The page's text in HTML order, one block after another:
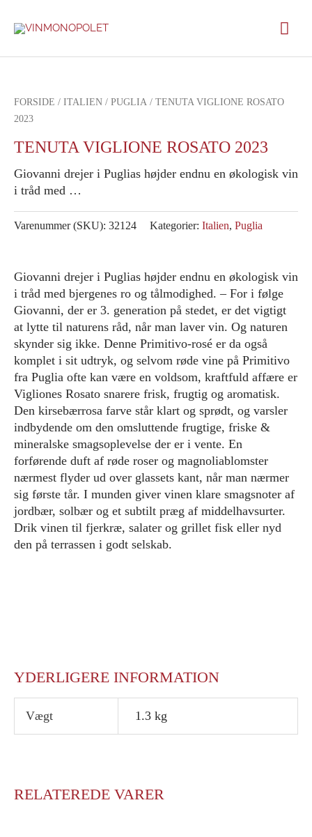
FORSIDE / ITALIEN / PUGLIA / TENUTA VIGLIONE ROSATO
2023
TENUTA VIGLIONE ROSATO 2023
Giovanni drejer i Puglias højder endnu en økologisk vin
i tråd med …
Varenummer (SKU): 32124 Kategorier: Italien, Puglia
Giovanni drejer i Puglias højder endnu en økologisk vin
i tråd med bjergenes ro og tålmodighed. – For i følge
Giovanni, der er 3. generation på stedet, er det vigtigt
at lytte til naturens råd, når man laver vin. Og naturen
skynder sig ikke. Denne Primitivo-rosé er da også
komplet i sit udtryk, og selvom røde vine på Primitivo
fra Puglia ofte kan være en voldsom, kraftfuld affære er
Vigliones Rosato snarere frisk, frugtig og aromatisk.
Den kirsebærrosa farve står klart og sprødt, og varsler
indbydende om den omsluttende frugtige, friske &
mineralske smagsoplevelse der er i vente. En
forførende duft af røde roser og magnoliablomster
nærmest flyder ud over glassets kant, når man nærmer
sig første tår. I munden giver vinen klare smagsnoter af
jordbær, solbær og et subtilt præg af middelhavsurter.
Drik vinen til fjerkræ, salater og grillet fisk eller nyd
den på terrassen i godt selskab.
YDERLIGERE INFORMATION
Vægt 1.3 kg
RELATEREDE VARER